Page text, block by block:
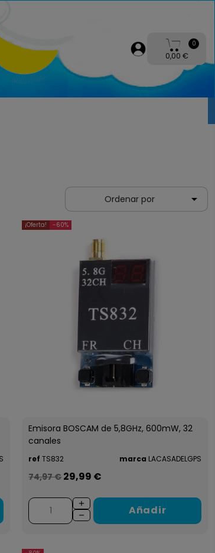
0
0,00 €
Ordenar por 
¡Oferta! -60%
Emisora BOSCAM de 5,8GHz, 600mW, 32
canales
ref TS832 marca LACASADELGPS
74,97 € 29,99 €
Añadir